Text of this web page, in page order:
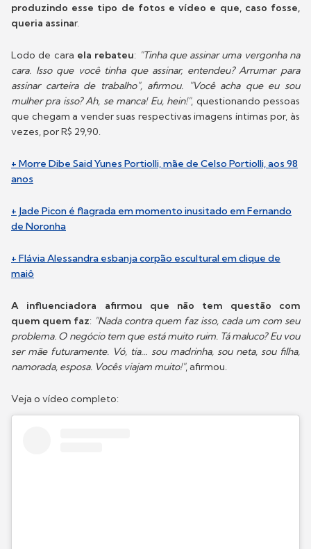
produzindo esse tipo de fotos e vídeo e que, caso fosse,
queria assinar.
Lodo de cara ela rebateu: "Tinha que assinar uma vergonha na
cara. Isso que você tinha que assinar, entendeu? Arrumar para
assinar carteira de trabalho", afirmou. "Você acha que eu sou
mulher pra isso? Ah, se manca! Eu, hein!", questionando pessoas
que chegam a vender suas respectivas imagens íntimas por, às
vezes, por R$ 29,90.
+ Morre Dibe Said Yunes Portiolli, mãe de Celso Portiolli, aos 98
anos
+ Jade Picon é flagrada em momento inusitado em Fernando
de Noronha
+ Flávia Alessandra esbanja corpão escultural em clique de
maiô
A influenciadora afirmou que não tem questão com
quem quem faz: "Nada contra quem faz isso, cada um com seu
problema. O negócio tem que está muito ruim. Tá maluco? Eu vou
ser mãe futuramente. Vó, tia... sou madrinha, sou neta, sou filha,
namorada, esposa. Vocês viajam muito!", afirmou.
Veja o vídeo completo: